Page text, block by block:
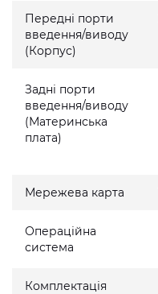
Передні порти
введення/виводу
(Корпус)
Задні порти
введення/виводу
(Материнська
плата)
Мережева карта
Операційна
система
Комплектація